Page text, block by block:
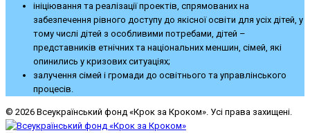
ініціювання та реалізації проектів, спрямованих на
забезпечення рівного доступу до якісної освіти для усіх дітей, у
тому числі дітей з особливими потребами, дітей –
представників етнічних та національних меншин, сімей, які
опинились у кризових ситуаціях;
залучення сімей і громади до освітнього та управлінського
процесів.
© 2026 Всеукраїнський фонд «Крок за Кроком». Усі права захищені.